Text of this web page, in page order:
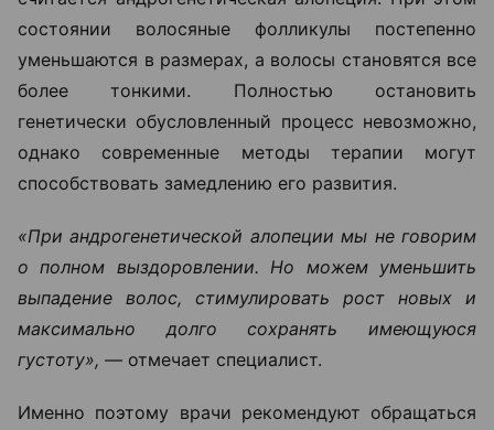
состоянии волосяные фолликулы постепенно
уменьшаются в размерах, а волосы становятся все
более тонкими. Полностью остановить
генетически обусловленный процесс невозможно,
однако современные методы терапии могут
способствовать замедлению его развития.
«При андрогенетической алопеции мы не говорим
о полном выздоровлении. Но можем уменьшить
выпадение волос, стимулировать рост новых и
максимально долго сохранять имеющуюся
густоту», — отмечает специалист.
Именно поэтому врачи рекомендуют обращаться